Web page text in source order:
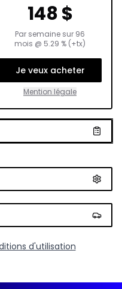
148$
Par semaine sur 96
mois @ 5.29 % (+tx)
Je veux acheter
Mention légale
d'utilisation